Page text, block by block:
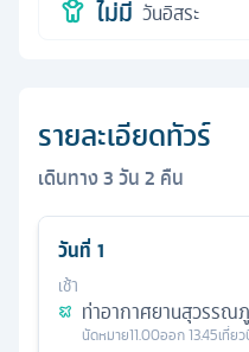
ไม่มี วันอิสระ
รายละเอียดทัวร์
เดินทาง3วัน2 คืน
วันที่ 1
เช้า
ท่าอากาศยานสุวรรณ
นัดหมาย11.00ออก13.45เที่ย